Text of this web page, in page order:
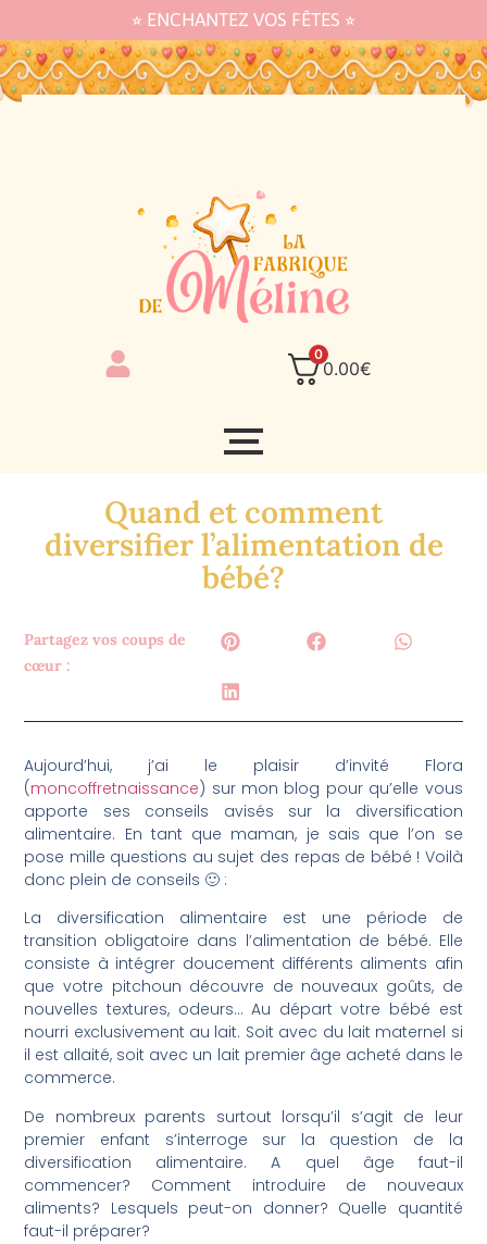
⭐︎ ENCHANTEZ VOS FÊTES ⭐︎
0
0.00€
Quand et comment
diversifier l’alimentation de
bébé?
Partagez vos coups de
cœur :
Aujourd’hui, j’ai le plaisir d’invité Flora
(moncoffretnaissance) sur mon blog pour qu’elle vous
apporte ses conseils avisés sur la diversification
alimentaire. En tant que maman, je sais que l’on se
pose mille questions au sujet des repas de bébé ! Voilà
donc plein de conseils 🙂 :
La diversification alimentaire est une période de
transition obligatoire dans l’alimentation de bébé. Elle
consiste à intégrer doucement différents aliments afin
que votre pitchoun découvre de nouveaux goûts, de
nouvelles textures, odeurs… Au départ votre bébé est
nourri exclusivement au lait. Soit avec du lait maternel si
il est allaité, soit avec un lait premier âge acheté dans le
commerce.
De nombreux parents surtout lorsqu’il s’agit de leur
premier enfant s’interroge sur la question de la
diversification alimentaire. A quel âge faut-il
commencer? Comment introduire de nouveaux
aliments? Lesquels peut-on donner? Quelle quantité
faut-il préparer?